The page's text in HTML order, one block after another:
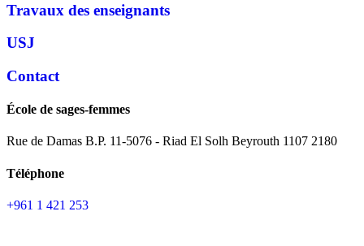
Travaux des enseignants
USJ
Contact
École de sages-femmes
Rue de Damas B.P. 11-5076 - Riad El Solh Beyrouth 1107 2180
Téléphone
+961 1 421 253